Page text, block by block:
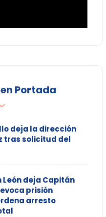
Portada
deja la dirección
tras solicitud del
deja Capitán
prisión
arresto